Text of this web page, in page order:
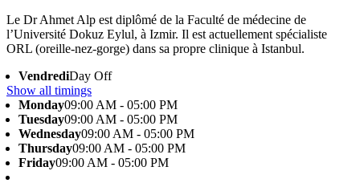
Le Dr Ahmet Alp est diplômé de la Faculté de médecine de
l’Université Dokuz Eylul, à Izmir. Il est actuellement spécialiste
ORL (oreille-nez-gorge) dans sa propre clinique à Istanbul.
VendrediDay Off
Show all timings
Monday09:00 AM - 05:00 PM
Tuesday09:00 AM - 05:00 PM
Wednesday09:00 AM - 05:00 PM
Thursday09:00 AM - 05:00 PM
Friday09:00 AM - 05:00 PM